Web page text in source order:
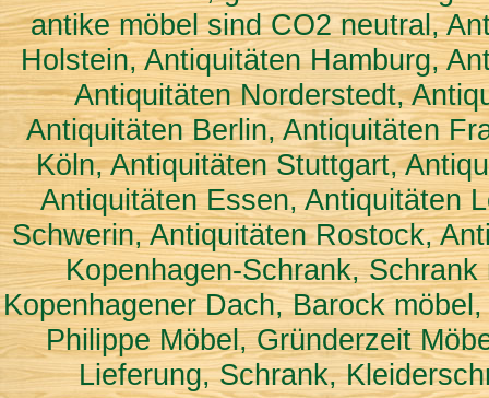
antike möbel sind CO2 neutral,
Holstein, Antiquitäten Hamburg,
Antiquitäten Norderstedt,
Antiquitäten Berlin, Antiquitäten
Köln, Antiquitäten Stuttgart,
Antiquitäten Essen, Antiquitäten
Schwerin, Antiquitäten Rostock,
Kopenhagen-Schrank,
Kopenhagener Dach, Barock
Philippe Möbel, Gründerzeit
Lieferung, Schrank,